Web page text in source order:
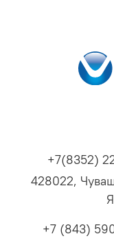
+7(8352)
428022,
+7 (843)